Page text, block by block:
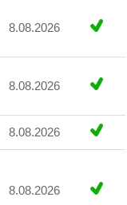
8.08.2026
8.08.2026
8.08.2026
8.08.2026